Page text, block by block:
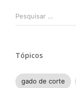
por:
Tópicos
gado de corte